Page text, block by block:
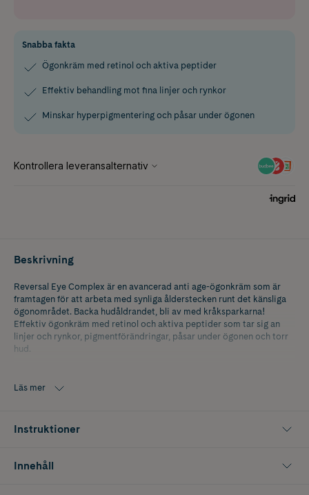
Snabba fakta
Ögonkräm med retinol och aktiva peptider
Effektiv behandling mot fina linjer och rynkor
Minskar hyperpigmentering och påsar under ögonen
Beskrivning
Reversal Eye Complex är en avancerad anti age-ögonkräm som är
framtagen för att arbeta med synliga ålderstecken runt det känsliga
ögonområdet. Backa hudåldrandet, bli av med kråksparkarna!
Effektiv ögonkräm med retinol och aktiva peptider som tar sig an
linjer och rynkor, pigmentförändringar, påsar under ögonen och torr
hud.
• Hjälper till att minska synliga tecken på trötthet runt ögonen
Läs mer
Instruktioner
Innehåll